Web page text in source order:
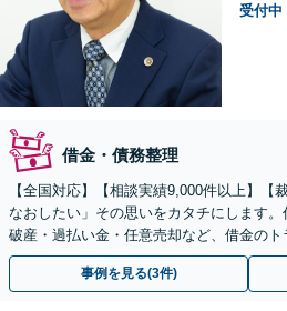
受付中
借金・債務整理
【全国対応】【相談実績9,000件以上】【
なおしたい」その思いをカタチにします
破産・過払い金・任意売却など、借金の
【初回相談無料】【全国対応可能】
事例を見る(3件)